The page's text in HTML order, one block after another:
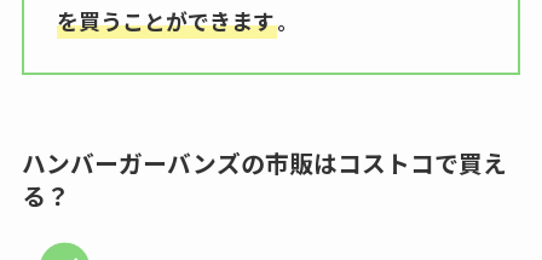
を買うことができます。
ハンバーガーバンズの市販はコストコで買え
る？